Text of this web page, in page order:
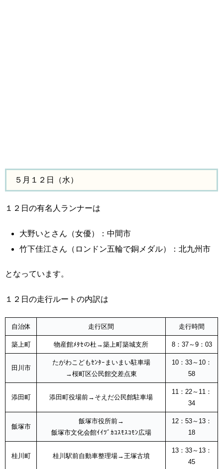
５月１２日（水）
１２日の有名人ランナーは
大野いとさん（女優）：中間市
竹下佳江さん（ロンドン五輪で銅メダル）：北九州市
となっています。
１２日の走行ルートの内訳は
自治体 走行区間 走行時間
築上町 物産館ﾒﾀｾの杜→築上町築城支所 8：37～9：03
田川市
たがわこどもｾﾝﾀｰまいまい駐車場
→桜町区公民館交差点東
10：33～10：
58
添田町 添田町役場前→そえだ公民館駐車場
11：22～11：
34
飯塚市
飯塚市役所前→
飯塚市文化会館ｲｲﾂﾞｶｺｽﾓｽｺﾓﾝ広場
12：53～13：
18
桂川町 桂川駅前自動車整理場→王塚古墳
13：33～13：
45